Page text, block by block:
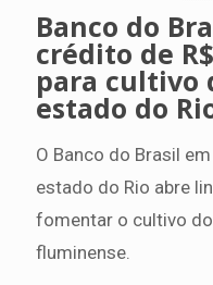
Banco do
crédito de
para cultivo
estado do
O Banco do Brasil
estado do Rio abre
fomentar o cultivo
fluminense.